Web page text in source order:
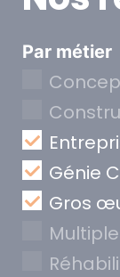
Par métier
Génie
Gros